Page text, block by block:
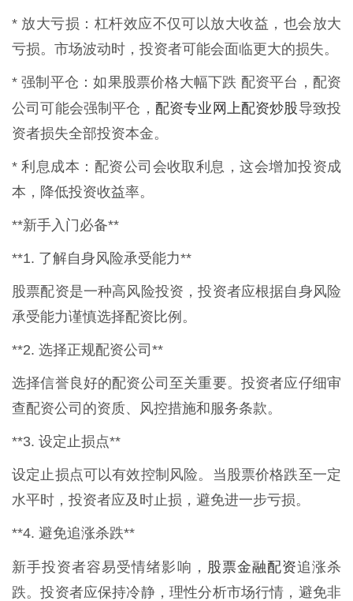
* 放大亏损：杠杆效应不仅可以放大收益，也会放大
亏损。市场波动时，投资者可能会面临更大的损失。
* 强制平仓：如果股票价格大幅下跌 配资平台，配资
公司可能会强制平仓， 配资专业网上配资炒股导致投
资者损失全部投资本金。
* 利息成本：配资公司会收取利息，这会增加投资成
本，降低投资收益率。
**新手入门必备**
**1. 了解自身风险承受能力**
股票配资是一种高风险投资，投资者应根据自身风险
承受能力谨慎选择配资比例。
**2. 选择正规配资公司**
选择信誉良好的配资公司至关重要。投资者应仔细审
查配资公司的资质、风控措施和服务条款。
**3. 设定止损点**
设定止损点可以有效控制风险。当股票价格跌至一定
水平时，投资者应及时止损，避免进一步亏损。
**4. 避免追涨杀跌**
新手投资者容易受情绪影响， 股票金融配资追涨杀
跌。投资者应保持冷静，理性分析市场行情，避免非